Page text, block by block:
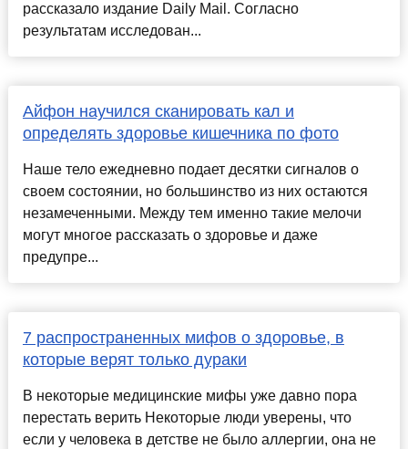
рассказало издание Daily Mail. Согласно
результатам исследован...
Айфон научился сканировать кал и
определять здоровье кишечника по фото
Наше тело ежедневно подает десятки сигналов о
своем состоянии, но большинство из них остаются
незамеченными. Между тем именно такие мелочи
могут многое рассказать о здоровье и даже
предупре...
7 распространенных мифов о здоровье, в
которые верят только дураки
В некоторые медицинские мифы уже давно пора
перестать верить Некоторые люди уверены, что
если у человека в детстве не было аллергии, она не